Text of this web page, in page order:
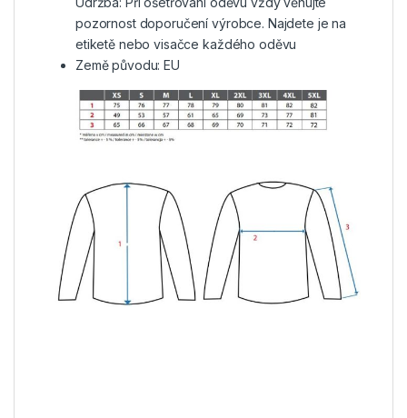
pozornost doporučení výrobce. Najdete je na
etiketě nebo visačce každého oděvu
Země původu: EU